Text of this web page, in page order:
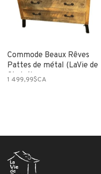
Commode Beaux Rêves
Pattes de métal (LaVie de
Chalet)
1 499,99$CA